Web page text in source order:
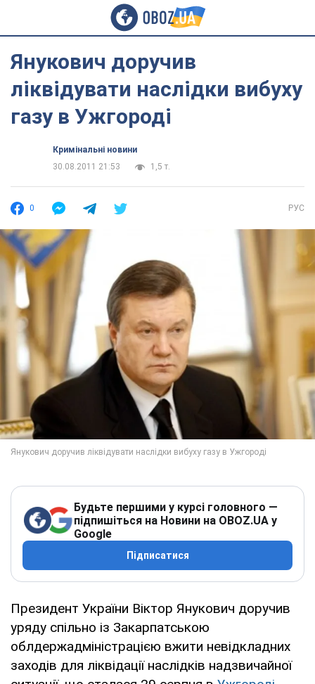
Янукович доручив
ліквідувати наслідки вибуху
газу в Ужгороді
Кримінальні новини
30.08.2011 21:53
1,5 т.
0 РУС
Будьте першими у курсі головного —
підпишіться на Новини на OBOZ.UA у
Google
Підписатися
Президент України Віктор Янукович доручив
уряду спільно із Закарпатською
облдержадміністрацією вжити невідкладних
заходів для ліквідації наслідків надзвичайної